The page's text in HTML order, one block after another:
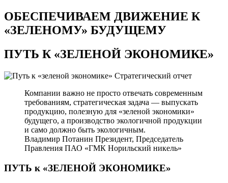
ОБЕСПЕЧИВАЕМ ДВИЖЕНИЕ К
«ЗЕЛЕНОМУ» БУДУЩЕМУ
ПУТЬ К«ЗЕЛЕНОЙ ЭКОНОМИКЕ»
Стратегический отчет
Компании важно не просто отвечать современным
требованиям, стратегическая задача — выпускать
продукцию, полезную для «зеленой экономики»
будущего, а производство экологичной продукции
и само должно быть экологичным.
Владимир Потанин Президент, Председатель
Правления ПАО «ГМК Норильский никель»
ПУТЬ к «ЗЕЛЕНОЙ ЭКОНОМИКЕ»